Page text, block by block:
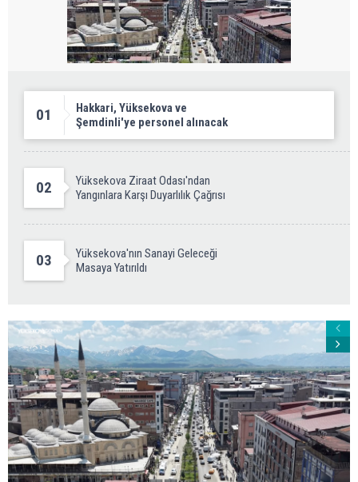
01
Hakkari, Yüksekova ve
Şemdinli'ye personel alınacak
02
Yüksekova Ziraat Odası'ndan
Yangınlara Karşı Duyarlılık Çağrısı
03
Yüksekova'nın Sanayi Geleceği
Masaya Yatırıldı